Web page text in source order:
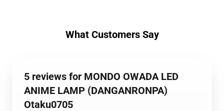
What Customers Say
5 reviews for MONDO OWADA LED
ANIME LAMP (DANGANRONPA)
Otaku0705